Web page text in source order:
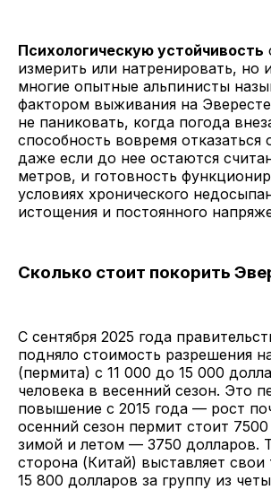
Психологическую устойчивость
измерить или натренировать, но
многие опытные альпинисты
фактором выживания на
не паниковать, когда погода
способность вовремя
даже если до нее остаются
метров, и готовность
условиях хронического
истощения и постоянного
Сколько стоит покорить
С сентября 2025 года
подняло стоимость разрешения
(пермита) с 11 000 до 15 000
человека в весенний сезон. Это
повышение с 2015 года — рост
осенний сезон пермит стоит
зимой и летом — 3750 долларов.
сторона (Китай) выставляет
15 800 долларов за группу из